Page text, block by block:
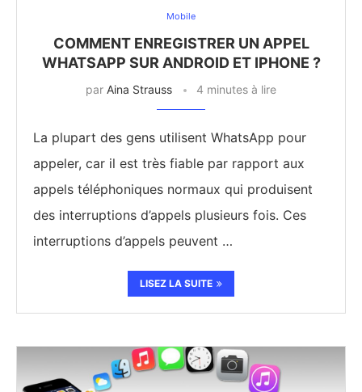
Mobile
COMMENT ENREGISTRER UN APPEL
WHATSAPP SUR ANDROID ET IPHONE ?
par Aina Strauss 4 minutes à lire
La plupart des gens utilisent WhatsApp pour
appeler, car il est très fiable par rapport aux
appels téléphoniques normaux qui produisent
des interruptions d’appels plusieurs fois. Ces
interruptions d’appels peuvent …
LISEZ LA SUITE